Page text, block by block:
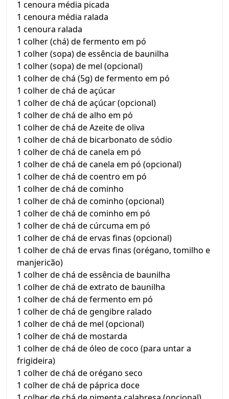
1 cenoura média picada
1 cenoura média ralada
1 cenoura ralada
1 colher (chá) de fermento em pó
1 colher (sopa) de essência de baunilha
1 colher (sopa) de mel (opcional)
1 colher de chá (5g) de fermento em pó
1 colher de chá de açúcar
1 colher de chá de açúcar (opcional)
1 colher de chá de alho em pó
1 colher de chá de Azeite de oliva
1 colher de chá de bicarbonato de sódio
1 colher de chá de canela em pó
1 colher de chá de canela em pó (opcional)
1 colher de chá de coentro em pó
1 colher de chá de cominho
1 colher de chá de cominho (opcional)
1 colher de chá de cominho em pó
1 colher de chá de cúrcuma em pó
1 colher de chá de ervas finas (opcional)
1 colher de chá de ervas finas (orégano, tomilho e
manjericão)
1 colher de chá de essência de baunilha
1 colher de chá de extrato de baunilha
1 colher de chá de fermento em pó
1 colher de chá de gengibre ralado
1 colher de chá de mel (opcional)
1 colher de chá de mostarda
1 colher de chá de óleo de coco (para untar a
frigideira)
1 colher de chá de orégano seco
1 colher de chá de páprica doce